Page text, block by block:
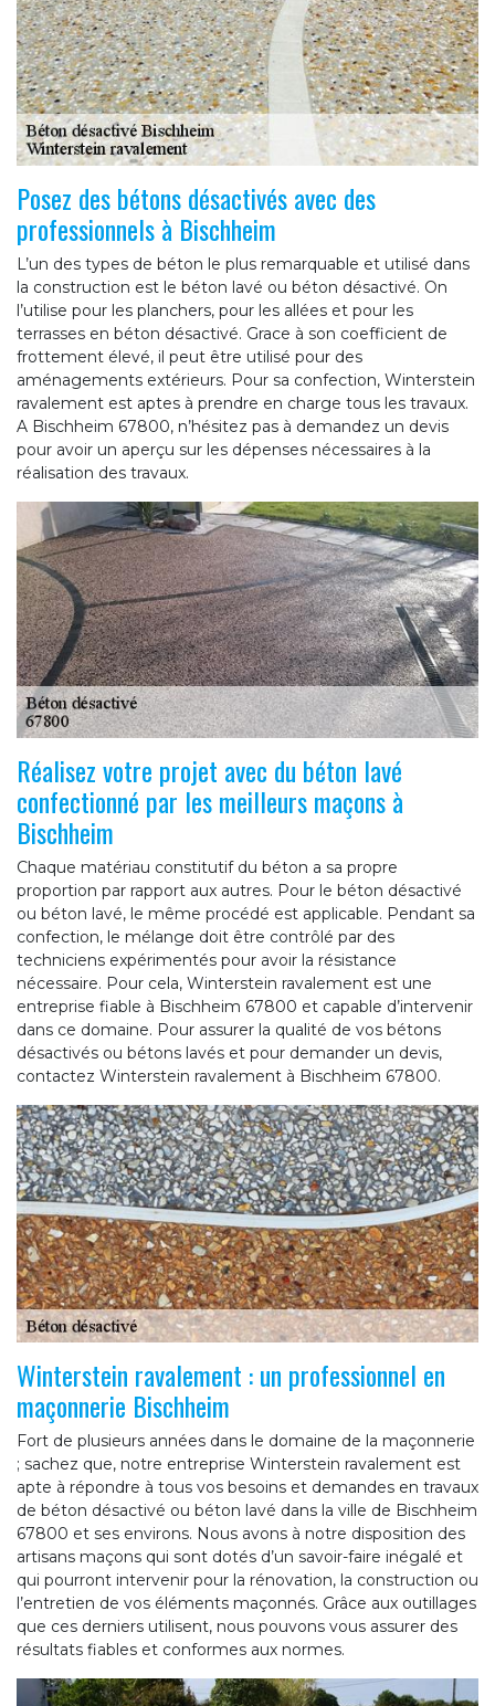
Posez des bétons désactivés avec des
professionnels à Bischheim
L’un des types de béton le plus remarquable et utilisé dans
la construction est le béton lavé ou béton désactivé. On
l’utilise pour les planchers, pour les allées et pour les
terrasses en béton désactivé. Grace à son coefficient de
frottement élevé, il peut être utilisé pour des
aménagements extérieurs. Pour sa confection, Winterstein
ravalement est aptes à prendre en charge tous les travaux.
A Bischheim 67800, n’hésitez pas à demandez un devis
pour avoir un aperçu sur les dépenses nécessaires à la
réalisation des travaux.
Réalisez votre projet avec du béton lavé
confectionné par les meilleurs maçons à
Bischheim
Chaque matériau constitutif du béton a sa propre
proportion par rapport aux autres. Pour le béton désactivé
ou béton lavé, le même procédé est applicable. Pendant sa
confection, le mélange doit être contrôlé par des
techniciens expérimentés pour avoir la résistance
nécessaire. Pour cela, Winterstein ravalement est une
entreprise fiable à Bischheim 67800 et capable d’intervenir
dans ce domaine. Pour assurer la qualité de vos bétons
désactivés ou bétons lavés et pour demander un devis,
contactez Winterstein ravalement à Bischheim 67800.
Winterstein ravalement : un professionnel en
maçonnerie Bischheim
Fort de plusieurs années dans le domaine de la maçonnerie
; sachez que, notre entreprise Winterstein ravalement est
apte à répondre à tous vos besoins et demandes en travaux
de béton désactivé ou béton lavé dans la ville de Bischheim
67800 et ses environs. Nous avons à notre disposition des
artisans maçons qui sont dotés d’un savoir-faire inégalé et
qui pourront intervenir pour la rénovation, la construction ou
l’entretien de vos éléments maçonnés. Grâce aux outillages
que ces derniers utilisent, nous pouvons vous assurer des
résultats fiables et conformes aux normes.